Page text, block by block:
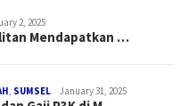
2, 2025
Mendapatkan …
SUMSEL January 31, 2025